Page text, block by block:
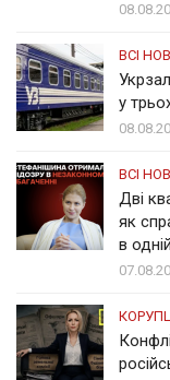
ВСІ
у
ВСІ
Дві
як
в